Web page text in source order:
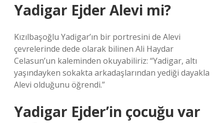
Yadigar Ejder Alevi mi?
Kızılbaşoğlu Yadigar’ın bir portresini de Alevi
çevrelerinde dede olarak bilinen Ali Haydar
Celasun’un kaleminden okuyabiliriz: “Yadigar, altı
yaşındayken sokakta arkadaşlarından yediği dayakla
Alevi olduğunu öğrendi.”
Yadigar Ejder’in çocuğu var